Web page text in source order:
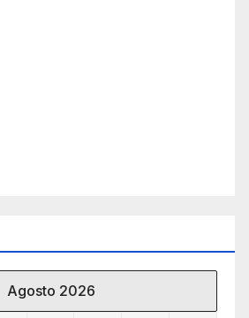
Agosto 2026